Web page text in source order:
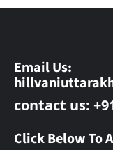
Email Us:
contact us:
Click Below To